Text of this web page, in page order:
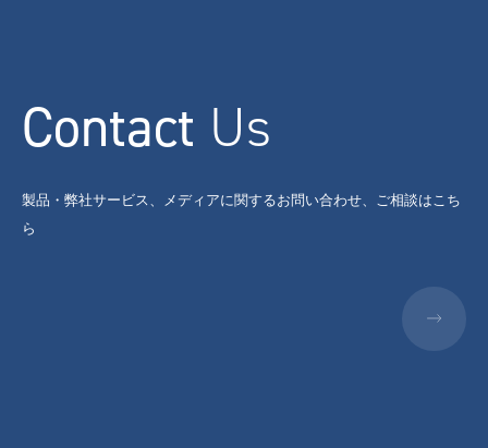
Contact Us
製品・弊社サービス、メディアに関するお問い合わせ、ご相談はこち
ら